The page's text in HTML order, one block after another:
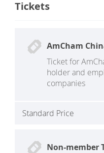
Tickets
AmCham
Ticket for
holder and
companies
Standard Price
Non-member